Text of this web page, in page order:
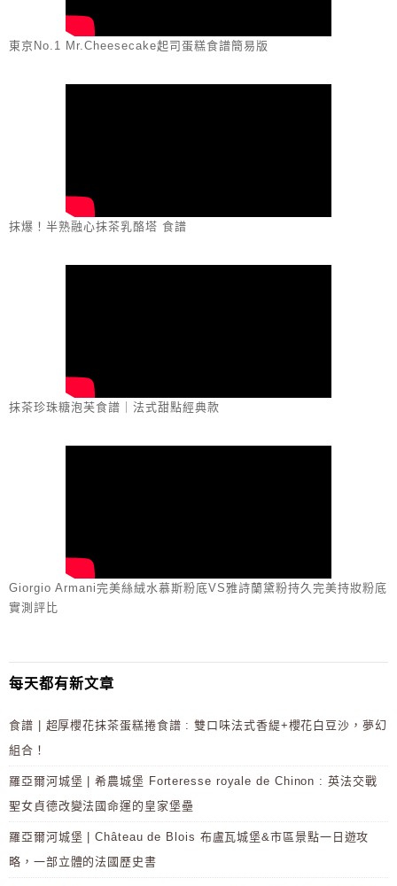
東京No.1 Mr.Cheesecake起司蛋糕食譜簡易版
抹爆！半熟融心抹茶乳酪塔 食譜
抹茶珍珠糖泡芙食譜｜法式甜點經典款
Giorgio Armani完美絲絨水慕斯粉底VS雅詩蘭黛粉持久完美持妝粉底
實測評比
每天都有新文章
食譜 | 超厚櫻花抹茶蛋糕捲食譜 : 雙口味法式香緹+櫻花白豆沙，夢幻
組合！
羅亞爾河城堡 | 希農城堡 Forteresse royale de Chinon : 英法交戰
聖女貞德改變法國命運的皇家堡壘
羅亞爾河城堡 | Château de Blois 布盧瓦城堡&市區景點一日遊攻
略，一部立體的法國歷史書